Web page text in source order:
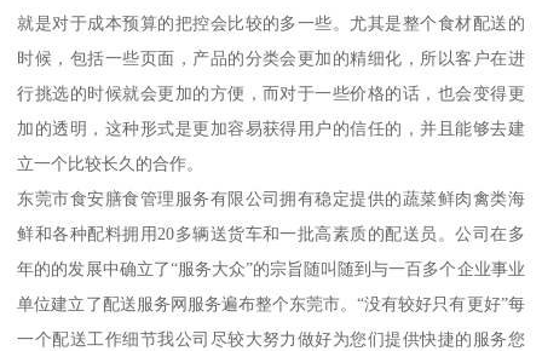
就是对于成本预算的把控会比较的多一些。尤其是整个食材配送的
时候，包括一些页面，产品的分类会更加的精细化，所以客户在进
行挑选的时候就会更加的方便，而对于一些价格的话，也会变得更
加的透明，这种形式是更加容易获得用户的信任的，并且能够去建
立一个比较长久的合作。
东莞市食安膳食管理服务有限公司拥有稳定提供的蔬菜鲜肉禽类海
鲜和各种配料拥用20多辆送货车和一批高素质的配送员。公司在多
年的的发展中确立了“服务大众”的宗旨随叫随到与一百多个企业事业
单位建立了配送服务网服务遍布整个东莞市。“没有较好只有更好”每
一个配送工作细节我公司尽较大努力做好为您们提供快捷的服务您